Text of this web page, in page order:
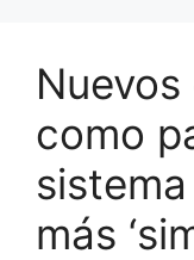
como
más